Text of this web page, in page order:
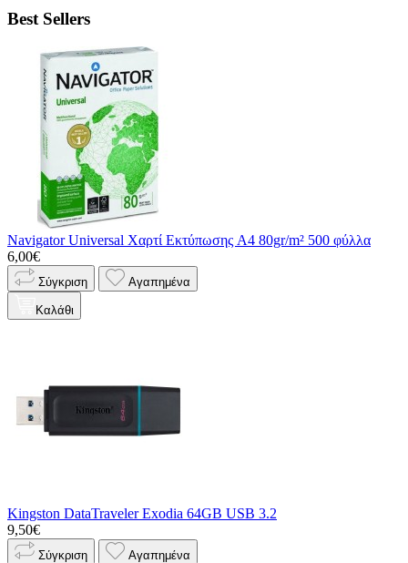
Best Sellers
Navigator Universal Χαρτί Εκτύπωσης A4 80gr/m² 500 φύλλα
6,00€
Σύγκριση Αγαπημένα
Καλάθι
Kingston DataTraveler Exodia 64GB USB 3.2
9,50€
Σύγκριση Αγαπημένα